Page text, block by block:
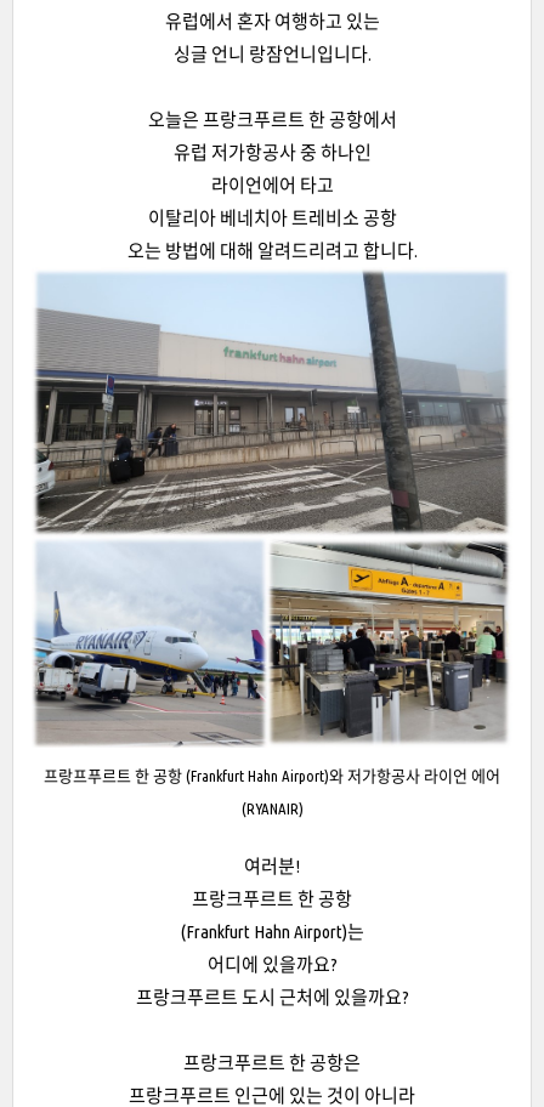
유럽에서 혼자 여행하고 있는
싱글 언니 랑잠언니입니다.
오늘은 프랑크푸르트 한 공항에서
유럽 저가항공사 중 하나인
라이언에어 타고
이탈리아 베네치아 트레비소 공항
오는 방법에 대해 알려드리려고 합니다.
프랑프푸르트 한 공항 (Frankfurt Hahn Airport)와 저가항공사 라이언 에어
(RYANAIR)
여러분!
프랑크푸르트 한 공항
(Frankfurt Hahn Airport)는
어디에 있을까요?
프랑크푸르트 도시 근처에 있을까요?
프랑크푸르트 한 공항은
프랑크푸르트 인근에 있는 것이 아니라